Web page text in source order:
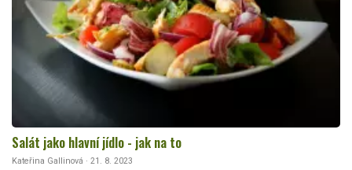
Salát jako hlavní jídlo - jak na to
Kateřina Gallinová · 21. 8. 2023